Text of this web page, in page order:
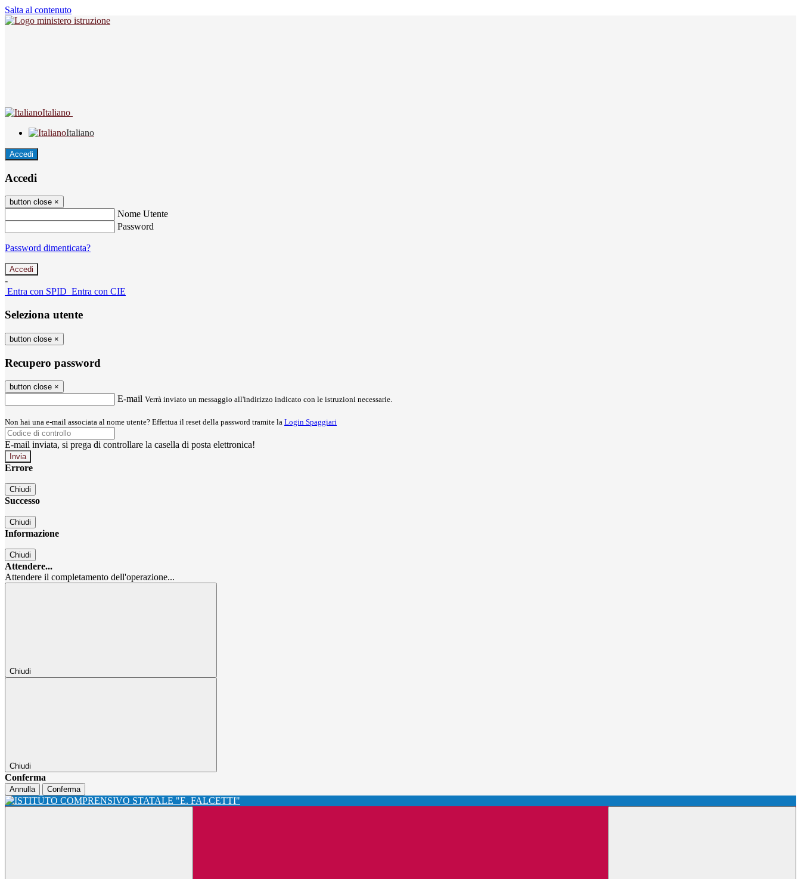
Salta al contenuto
Italiano
Italiano
Accedi
Accedi
button close ×
Nome Utente
Password
Password dimenticata?
-
Entra con SPID Entra con CIE
Seleziona utente
button close ×
Recupero password
button close ×
E-mail Verrà inviato un messaggio all'indirizzo indicato con le istruzioni necessarie.
Non hai una e-mail associata al nome utente? Effettua il reset della password tramite la Login Spaggiari
E-mail inviata, si prega di controllare la casella di posta elettronica!
Errore
Chiudi
Successo
Chiudi
Informazione
Chiudi
Attendere...
Attendere il completamento dell'operazione...
Chiudi
Chiudi
Conferma
Annulla Conferma